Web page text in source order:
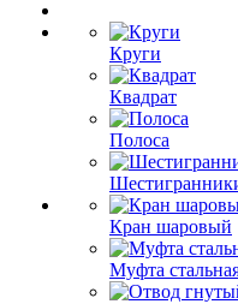
Круги
Квадрат
Полоса
Кран шаровый
Муфта